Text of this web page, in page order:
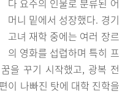
다 요주의 인물로 분류된 어
머니 밑에서 성장했다. 경기
고녀 재학 중에는 여러 장르
의 영화를 섭렵하며 특히 프
을 꾸기 시작했고, 광복 전
이 나빠진 탓에 대학 진학을